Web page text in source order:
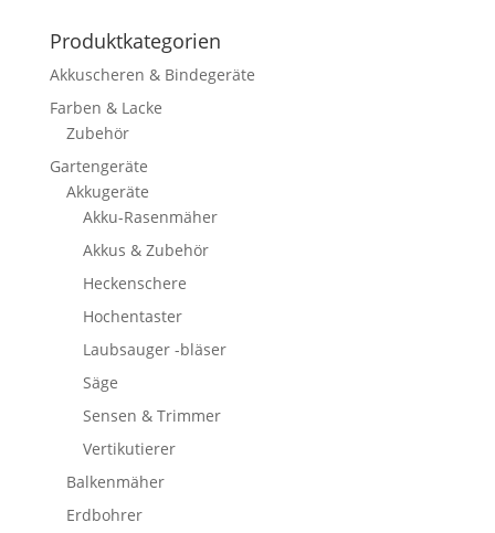
Produktkategorien
Akkuscheren & Bindegeräte
Farben & Lacke
Zubehör
Gartengeräte
Akkugeräte
Akku-Rasenmäher
Akkus & Zubehör
Heckenschere
Hochentaster
Laubsauger -bläser
Säge
Sensen & Trimmer
Vertikutierer
Balkenmäher
Erdbohrer